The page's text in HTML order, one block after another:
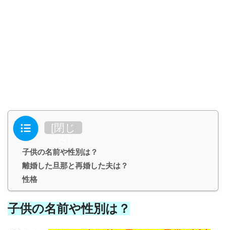
目次 [閉じ
子供の名前や性別は？
離婚した旦那と再婚した夫は？
性格
子供の名前や性別は？